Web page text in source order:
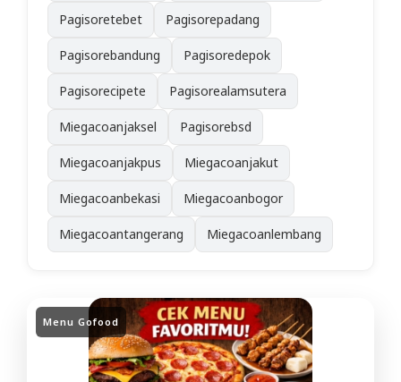
Pagisoretebet Pagisorepadang
Pagisorebandung Pagisoredepok
Pagisorecipete Pagisorealamsutera
Miegacoanjaksel Pagisorebsd
Miegacoanjakpus Miegacoanjakut
Miegacoanbekasi Miegacoanbogor
Miegacoantangerang Miegacoanlembang
Menu Gofood